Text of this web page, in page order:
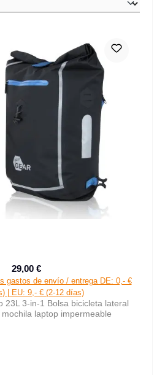
Precio de venta:
29,00 €
gastos de envío / entrega DE: 0,- €
| EU: 9,- € (2-12 días)
23L 3-in-1 Bolsa bicicleta lateral
laptop impermeable